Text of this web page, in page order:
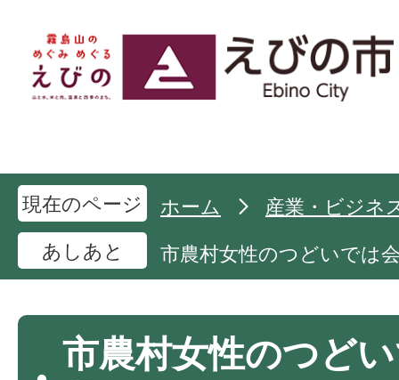
現在のページ ホーム
産業・ビジネ
あしあと
市農村女性のつどいでは
市農村女性のつど